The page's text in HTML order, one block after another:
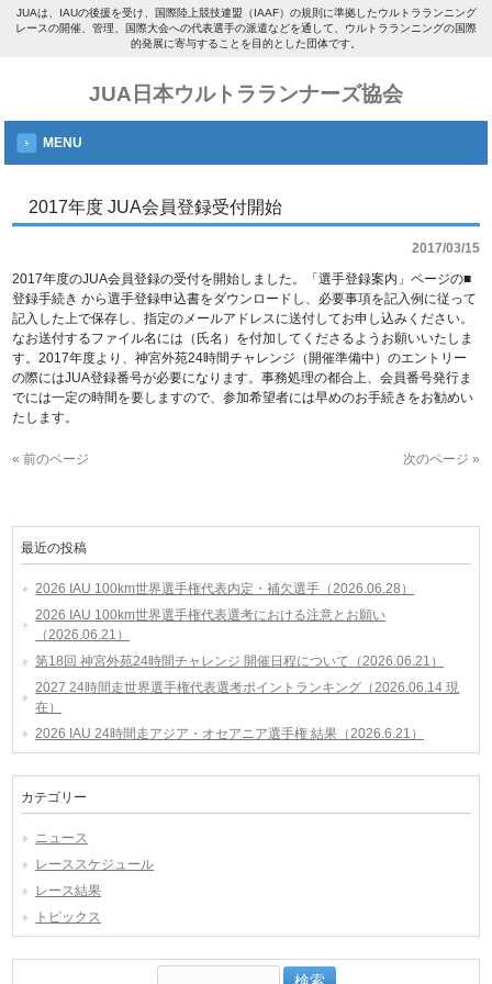
JUAは、IAUの後援を受け、国際陸上競技連盟（IAAF）の規則に準拠したウルトラランニング
レースの開催、管理、国際大会への代表選手の派遣などを通して、ウルトラランニングの国際
的発展に寄与することを目的とした団体です。
JUA日本ウルトラランナーズ協会
MENU
2017年度 JUA会員登録受付開始
2017/03/15
2017年度のJUA会員登録の受付を開始しました。「選手登録案内」ページの■
登録手続き から選手登録申込書をダウンロードし、必要事項を記入例に従って
記入した上で保存し、指定のメールアドレスに送付してお申し込みください。
なお送付するファイル名には（氏名）を付加してくださるようお願いいたしま
す。2017年度より、神宮外苑24時間チャレンジ（開催準備中）のエントリー
の際にはJUA登録番号が必要になります。事務処理の都合上、会員番号発行ま
でには一定の時間を要しますので、参加希望者には早めのお手続きをお勧めい
たします。
« 前のページ 次のページ »
最近の投稿
2026 IAU 100km世界選手権代表内定・補欠選手（2026.06.28）
2026 IAU 100km世界選手権代表選考における注意とお願い
（2026.06.21）
第18回 神宮外苑24時間チャレンジ 開催日程について（2026.06.21）
2027 24時間走世界選手権代表選考ポイントランキング（2026.06.14 現
在）
2026 IAU 24時間走アジア・オセアニア選手権 結果（2026.6.21）
カテゴリー
ニュース
レーススケジュール
レース結果
トピックス